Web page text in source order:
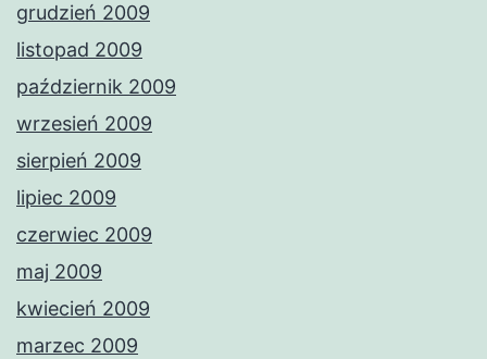
grudzień 2009
listopad 2009
październik 2009
wrzesień 2009
sierpień 2009
lipiec 2009
czerwiec 2009
maj 2009
kwiecień 2009
marzec 2009